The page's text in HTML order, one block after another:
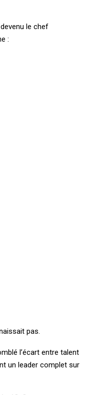
le chef
:
pas.
l’écart entre talent
un leader complet sur